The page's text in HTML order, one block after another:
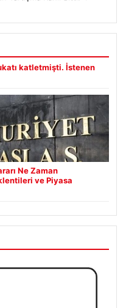
katletmişti. İstenen
Ne Zaman
ve Piyasa